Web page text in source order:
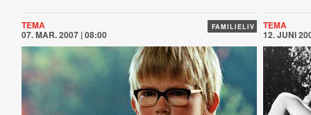
FAMILIELIV
TEMA
07. MAR. 2007 | 08:00
TEMA
12. JUNI